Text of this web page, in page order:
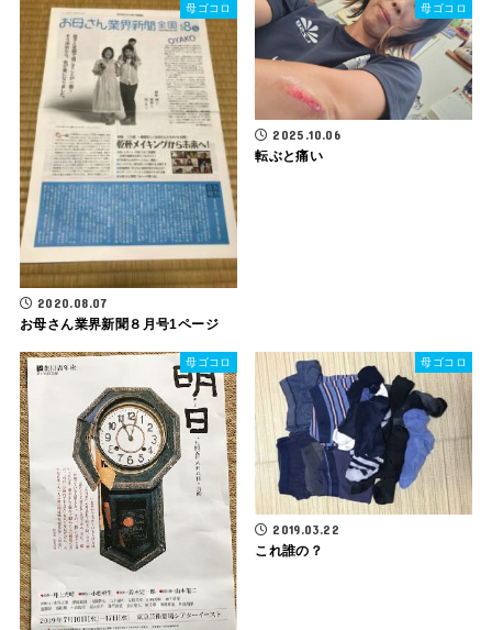
母ゴコロ
2020.08.07
お母さん業界新聞８月号1ページ
母ゴコロ
2025.10.06
転ぶと痛い
母ゴコロ 母ゴコロ
2019.03.22
これ誰の？